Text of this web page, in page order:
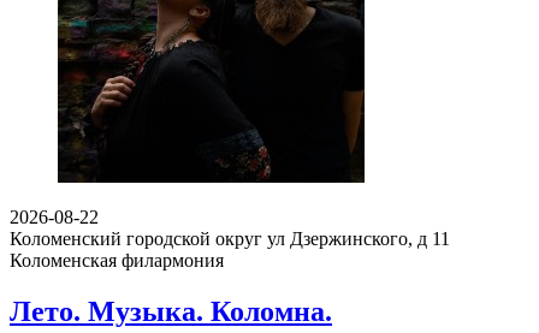
2026-08-22
Коломенский городской округ ул Дзержинского, д 11
Коломенская филармония
Лето. Музыка. Коломна.